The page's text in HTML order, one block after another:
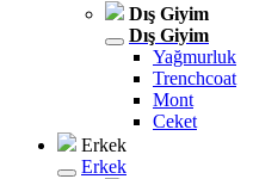
Dış Giyim
Dış Giyim
Yağmurluk
Trenchcoat
Mont
Ceket
Erkek
Erkek